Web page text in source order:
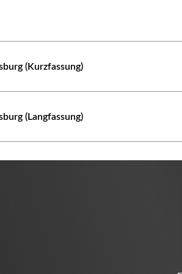
(Kurzfassung)
(Langfassung)